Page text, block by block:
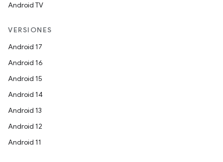
Android TV
VERSIONES
Android 17
Android 16
Android 15
Android 14
Android 13
Android 12
Android 11